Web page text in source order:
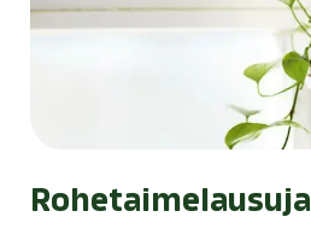
Rohetaimelausuja